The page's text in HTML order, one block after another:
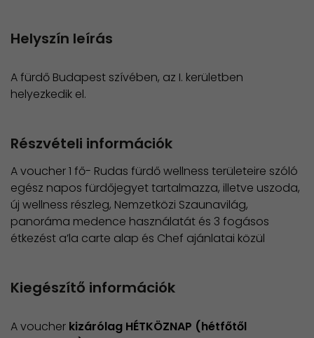
Helyszín leírás
A fürdő Budapest szívében, az I. kerületben
helyezkedik el.
Részvételi információk
​A voucher 1 fő- Rudas fürdő wellness területeire szóló
egész napos fürdőjegyet tartalmazza, illetve uszoda,
új wellness részleg, Nemzetközi Szaunavilág,
panoráma medence használatát és 3 fogásos
étkezést a’la carte alap és Chef ajánlatai közül
Kiegészítő információk
A voucher kizárólag HÉTKÖZNAP (hétfőtől